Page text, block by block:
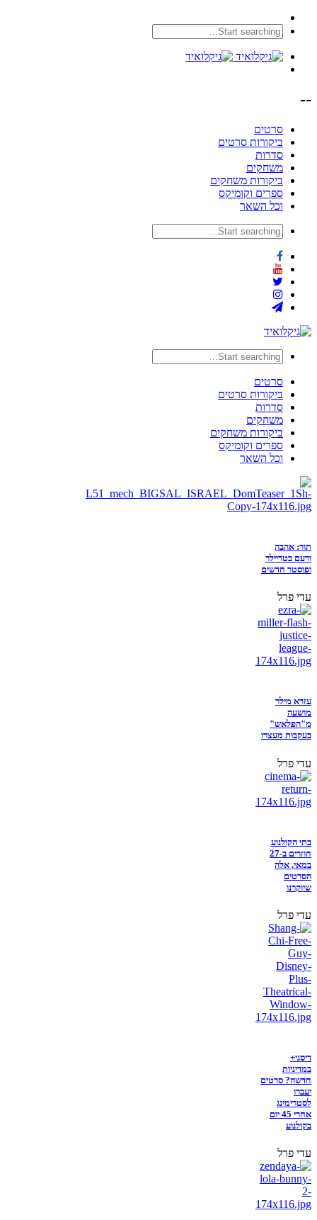
--
סרטים
ביקורות סרטים
סדרות
משחקים
ביקורות משחקים
ספרים וקומיקס
וכל השאר
סרטים
ביקורות סרטים
סדרות
משחקים
ביקורות משחקים
ספרים וקומיקס
וכל השאר
תור: אהבה
ורעם בטריילר
ופוסטר חדשים
עדי פרל
עזרא מילר
מושעה
מ"הפלאש"
בעקבות מעצרו
עדי פרל
בתי הקולנוע
חוזרים ב-27
במאי, אלה
הסרטים
שיוקרנו
עדי פרל
דיסני+
במדיניות
חדשה? סרטים
יעברו
לסטרימינג
אחרי 45 יום
בקולנוע
עדי פרל